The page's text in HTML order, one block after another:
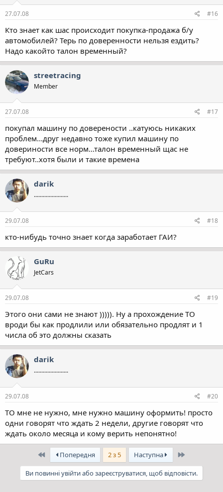
27.07.08 #16
Кто знает как шас происходит покупка-продажа б/у
автомобилей? Терь по доверенности нельзя ездить?
Надо какойто талон временный?
streetracing
Member
27.07.08 #17
покупал машину по доверености ..катуюсь никаких
проблем...друг недавно тоже купил машину по
довериности все норм...талон временный щас не
требуют..хотя были и такие времена
darik
.......................
29.07.08 #18
кто-нибудь точно знает когда заработает ГАИ?
GuRu
JetCars
29.07.08 #19
Этого они сами не знают ))))). Ну а прохождение ТО
вроди бы как продлили или обязательно продлят и 1
числа об это должны сказать
darik
.......................
29.07.08 #20
ТО мне не нужно, мне нужно машину оформить! просто
одни говорят что ждать 2 недели, другие говорят что
ждать около месяца и кому верить непонятно!
ПершийПопередня 2 з 5 Наступна Останній
Ви повинні увійти або зареєструватися, щоб відповісти.